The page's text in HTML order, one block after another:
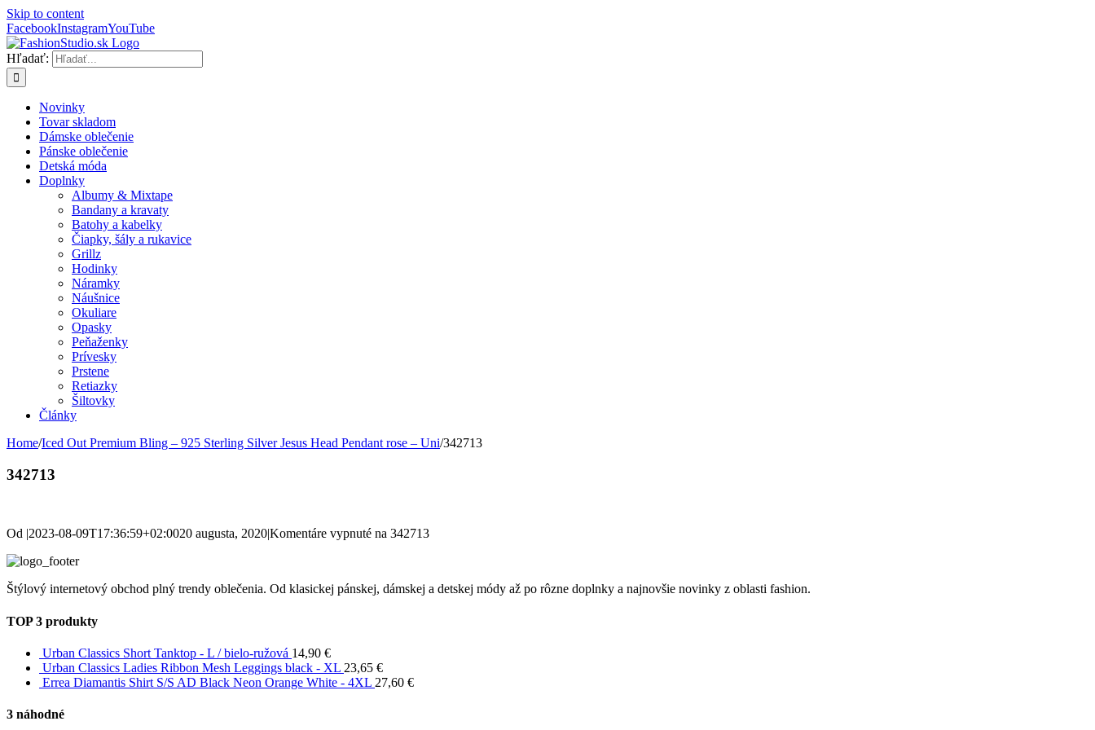
Skip to content
FacebookInstagramYouTube
Hľadať:
Novinky
Tovar skladom
Dámske oblečenie
Pánske oblečenie
Detská móda
Doplnky
Albumy & Mixtape
Bandany a kravaty
Batohy a kabelky
Čiapky, šály a rukavice
Grillz
Hodinky
Náramky
Náušnice
Okuliare
Opasky
Peňaženky
Prívesky
Prstene
Retiazky
Šiltovky
Články
Home/Iced Out Premium Bling – 925 Sterling Silver Jesus Head Pendant rose – Uni/342713
342713
Od |2023-08-09T17:36:59+02:0020 augusta, 2020|Komentáre vypnuté na 342713
Štýlový internetový obchod plný trendy oblečenia. Od klasickej pánskej, dámskej a detskej módy až po rôzne doplnky a najnovšie novinky z oblasti fashion.
TOP 3 produkty
Urban Classics Short Tanktop - L / bielo-ružová 14,90 €
Urban Classics Ladies Ribbon Mesh Leggings black - XL 23,65 €
Errea Diamantis Shirt S/S AD Black Neon Orange White - 4XL 27,60 €
3 náhodné